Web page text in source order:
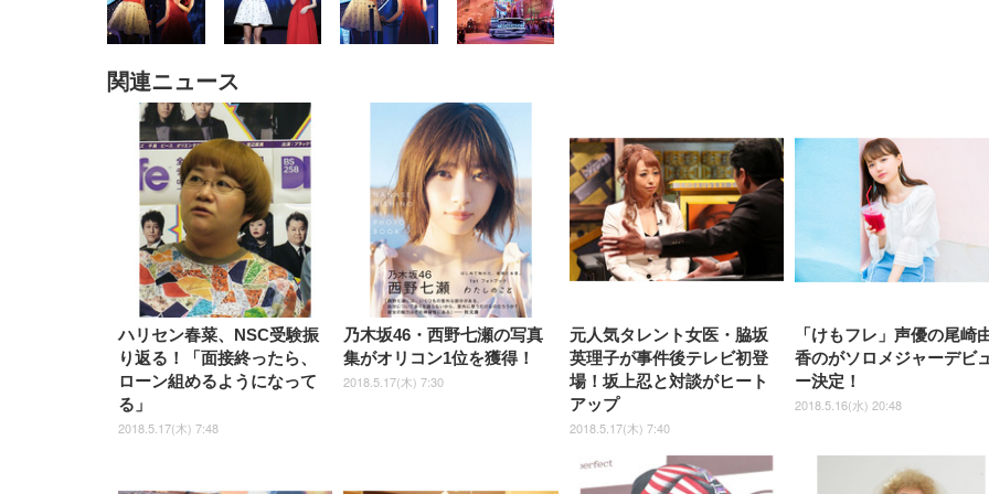
[EdoErgo] オフィスチェア 椅
子 テレワーク 疲れない 跳ね
上げ式アームレスト コンパク
ト 約105度ロッキング pc 事務
椅子 360度回転 座面昇降 強化
ナイロン樹脂ベース 通気性メ
ッシュ 在宅ワーク H-
WY01(黒網+黒枠+黒足)
￥5,699
SIHOO B100 オフィスチェア
／デスクチェア メッシュチェ
ア 人間工学 疲れない ブラッ
Sezlife オフィスチェア デスク
チェア 疲れない テレワーク
チェア 強化バックレスト 30
度ロッキング機能 人間工学 椅
子 腰サポート 90度跳ね上げ
式アームレスト 3Dヘッドレス
ト ハンガー付き 高反発クッシ
ョン PCチェア 通気性メッシ
ュ ゲーミング/勉強/事務用 お
しゃれ パソコンチェア (ブラ
ック)
￥7,680
チェア 疲れない テレワーク
チェア 強化バックレスト 30度
ロッキング機能 人間工学 椅子
腰サポート 90度跳ね上げ式ア
ームレスト 3Dヘッドレスト
ハンガー付き 高反発クッショ
ン PCチェア 通気性メッシュ
ゲーミング/勉強/事務用 おし
ゃれ パソコンチェア (ホワイ
ト)
￥7,680
ッシュ 通気性 ランバ
ポート付き 腰サポート
ス圧無段階昇降 360度
転 キャスター付き コ
クト 幅52×奥行58.5×高
84～96cm テレワーク
宅勤務 ブラック
￥4,139
EIZO ビジネス向けプレミア
ムモニター | FlexScan
EV3240X-WT | 31.5型4K
UHD・USB Type-C・ホワイ
￥105,595
EIZO ビジネス向けプレミア
ムモニター | FlexScan
EV2740X-WT | 27.0型4K
UHD・USB Type-C・ホワイ
ト
￥109,572
【純正品】27"ゲーミングモ
ニター DualSense 充電フッ
ク付き（CFI-ZDM1J）
￥49,979
ニター フル
HD（1920×1080）VA 非光
沢 HDMI/DisplayPort/VGA
スピーカー内蔵 高さ調整 ス
イベル VESA対応
ComfortView ビジネス向け
￥15,800
Gaming Monitor 24” Essential
ーミングモニター QD 24.5イ
1ms FHD 量子ドット 残像低減
年保証 | 輝点保証 | 日本メーカ
￥34,980
Amazonベーシック ペットシ
ーツ 薄型 レギュラー 1回使い
捨て 無香料 ホワイト 300枚
￥3,373
Amazonベーシック ペットシ
ーツ 厚型 ワイド 42枚x2袋(84
枚) ホワイト(吸収面:ライトブ
ネオ・ルーライフ ネオ・オム
ツ L 中型犬用 26枚入り 単品
￥1,800
ック) 【Amazon.co.jp限定】
Smart Basic アイリスオーヤマ
ペットシーツ 超厚型 お徳用
ワイド 100枚入 (x 1) (ケース
販売)
￥3,670
ュラー 200枚入
【Amazon.co.jp限定】
￥3,731
関連ニュース
ハリセン春菜、NSC受験振
り返る！「面接終ったら、
ローン組めるようになって
る」
2018.5.17(木) 7:48
乃木坂46・西野七瀬の写真
集がオリコン1位を獲得！
2018.5.17(木) 7:30
元人気タレント女医・脇坂
英理子が事件後テレビ初登
場！坂上忍と対談がヒート
アップ
2018.5.17(木) 7:40
「けもフレ」声優の尾崎
香のがソロメジャーデビ
ー決定！
2018.5.16(水) 20:48